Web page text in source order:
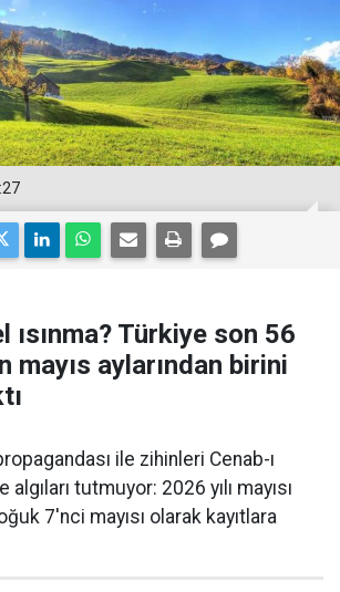
ısınma? Türkiye son 56
mayıs aylarından birini
ile zihinleri Cenab-ı
tutmuyor: 2026 yılı mayısı
7'nci mayısı olarak kayıtlara